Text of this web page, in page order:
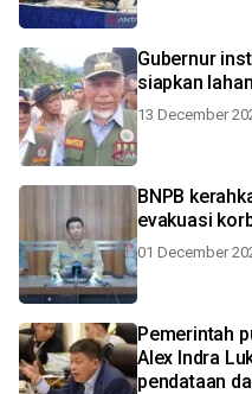
Gubernur
siapkan
13 December
BNPB
evakuasi
01 December
Pemerintah
Alex Indra
pendataan